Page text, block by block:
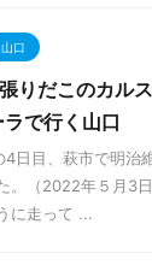
山口
りだこのカル
で行く山口
4日目、萩市で明治
。（2022年５月3
に走って ...